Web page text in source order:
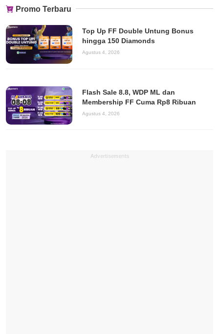
Promo Terbaru
Top Up FF Double Untung Bonus
hingga 150 Diamonds
Agustus 4, 2026
Flash Sale 8.8, WDP ML dan
Membership FF Cuma Rp8 Ribuan
Agustus 4, 2026
Advertisements